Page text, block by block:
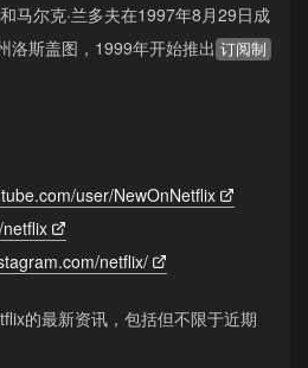
马尔克·兰多夫在1997年8月29日成
洛斯盖图，1999年开始推出 订阅制
user/NewOnNetflix
netflix/
的最新资讯，包括但不限于近期